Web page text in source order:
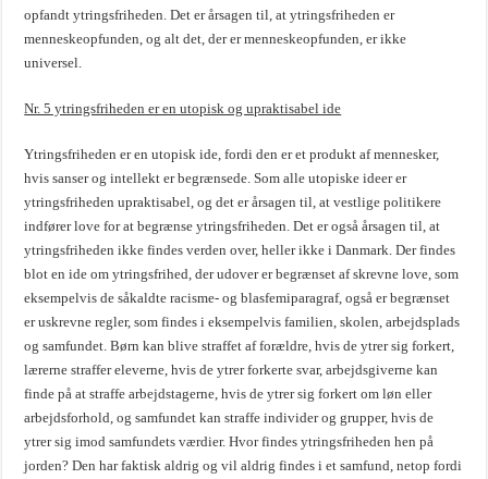
opfandt ytringsfriheden. Det er årsagen til, at ytringsfriheden er
menneskeopfunden, og alt det, der er menneskeopfunden, er ikke
universel.
Nr. 5 ytringsfriheden er en utopisk og upraktisabel ide
Ytringsfriheden er en utopisk ide, fordi den er et produkt af mennesker,
hvis sanser og intellekt er begrænsede. Som alle utopiske ideer er
ytringsfriheden upraktisabel, og det er årsagen til, at vestlige politikere
indfører love for at begrænse ytringsfriheden. Det er også årsagen til, at
ytringsfriheden ikke findes verden over, heller ikke i Danmark. Der findes
blot en ide om ytringsfrihed, der udover er begrænset af skrevne love, som
eksempelvis de såkaldte racisme- og blasfemiparagraf, også er begrænset
er uskrevne regler, som findes i eksempelvis familien, skolen, arbejdsplads
og samfundet. Børn kan blive straffet af forældre, hvis de ytrer sig forkert,
lærerne straffer eleverne, hvis de ytrer forkerte svar, arbejdsgiverne kan
finde på at straffe arbejdstagerne, hvis de ytrer sig forkert om løn eller
arbejdsforhold, og samfundet kan straffe individer og grupper, hvis de
ytrer sig imod samfundets værdier. Hvor findes ytringsfriheden hen på
jorden? Den har faktisk aldrig og vil aldrig findes i et samfund, netop fordi